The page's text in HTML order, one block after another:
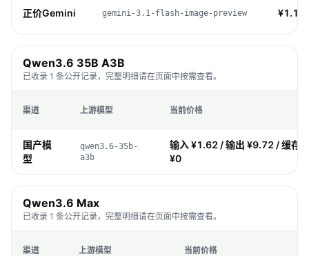
正价Gemini gemini-3.1-flash-image-preview ¥1.16
Qwen3.6 35B A3B
已收录 1 条公开记录，完整明细请在页面中按需查看。
渠道 上游模型 当前价格
国产模
型
qwen3.6-35b-
a3b
输入 ¥1.62 / 输出 ¥9.72 / 缓存
¥0
Qwen3.6 Max
已收录 1 条公开记录，完整明细请在页面中按需查看。
渠道 上游模型 当前价格